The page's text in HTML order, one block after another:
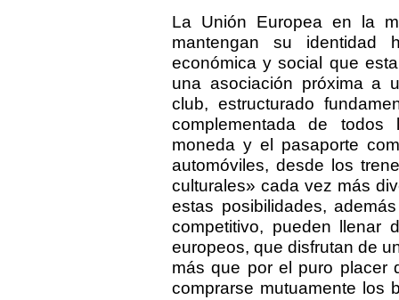
La Unión Europea en la
mantengan su identidad
económica y social que
una asociación próxima a
club, estructurado
complementada de todos
moneda y el pasaporte
automóviles, desde los
culturales» cada vez más
estas posibilidades,
competitivo, pueden llenar
europeos, que disfrutan de
más que por el puro placer
comprarse mutuamente los